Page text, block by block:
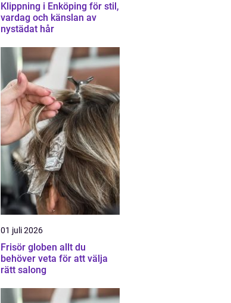
Klippning i Enköping för stil,
vardag och känslan av
nystädat hår
01 juli 2026
Frisör globen allt du
behöver veta för att välja
rätt salong